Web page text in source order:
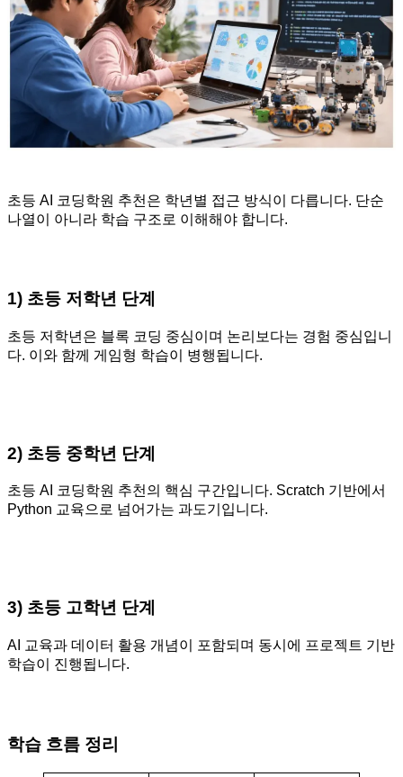
초등 AI 코딩학원 추천은 학년별 접근 방식이 다릅니다. 단순
나열이 아니라 학습 구조로 이해해야 합니다.
1) 초등 저학년 단계
초등 저학년은 블록 코딩 중심이며 논리보다는 경험 중심입니
다. 이와 함께 게임형 학습이 병행됩니다.
2) 초등 중학년 단계
초등 AI 코딩학원 추천의 핵심 구간입니다. Scratch 기반에서
Python 교육으로 넘어가는 과도기입니다.
3) 초등 고학년 단계
AI 교육과 데이터 활용 개념이 포함되며 동시에 프로젝트 기반
학습이 진행됩니다.
학습 흐름 정리